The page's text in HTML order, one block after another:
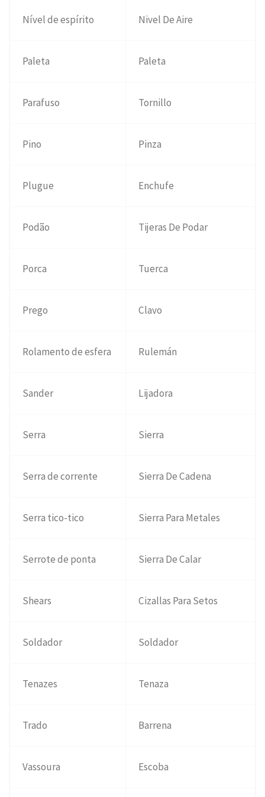
Nível de espírito Nivel De Aire
Paleta Paleta
Parafuso Tornillo
Pino Pinza
Plugue Enchufe
Podão Tijeras De Podar
Porca Tuerca
Prego Clavo
Rolamento de esfera Rulemán
Sander Lijadora
Serra Sierra
Serra de corrente Sierra De Cadena
Serra tico-tico Sierra Para Metales
Serrote de ponta Sierra De Calar
Shears Cizallas Para Setos
Soldador Soldador
Tenazes Tenaza
Trado Barrena
Vassoura Escoba